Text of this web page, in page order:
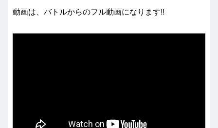
動画は、バトルからのフル動画になります!!